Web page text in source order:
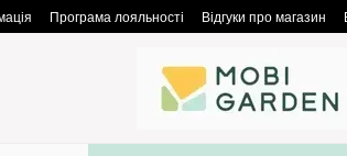
Програма лояльності Відгуки про магазин